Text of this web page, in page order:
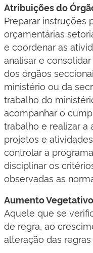
Atribuições do
Preparar instruções
orçamentárias
e coordenar as
analisar e
dos órgãos
ministério ou da
trabalho do
acompanhar o
trabalho e realizar a
projetos e
controlar a
disciplinar os
observadas as
Aumento
Aquele que se
de regra, ao
alteração das regras